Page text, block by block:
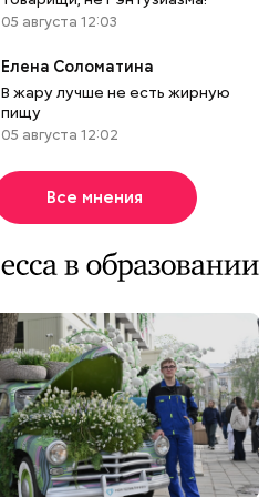
05 августа 12:03
Елена Соломатина
В жару лучше не есть жирную
пищу
05 августа 12:02
Все мнения